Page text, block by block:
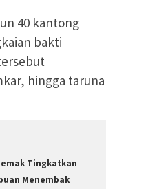
40 kantong
bakti
hingga taruna
Tingkatkan
Menembak